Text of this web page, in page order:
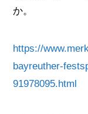
か。
https://
bayreuther-
91978095.html